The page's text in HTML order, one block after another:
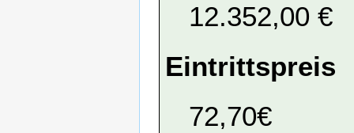
12.352,00 €
Eintrittspreis
72,70€